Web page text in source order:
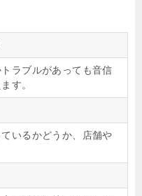
ラブルがあっても音信
す。
いるかどうか、店舗や